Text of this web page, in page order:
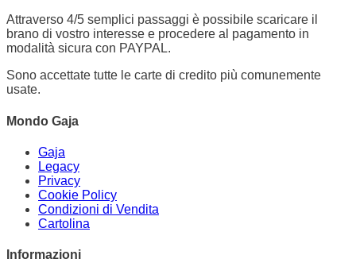
Attraverso 4/5 semplici passaggi è possibile scaricare il
brano di vostro interesse e procedere al pagamento in
modalità sicura con PAYPAL.
Sono accettate tutte le carte di credito più comunemente
usate.
Mondo Gaja
Gaja
Legacy
Privacy
Cookie Policy
Condizioni di Vendita
Cartolina
Informazioni